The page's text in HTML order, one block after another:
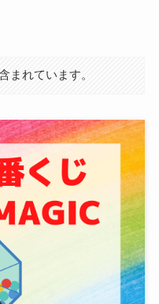
まれています。